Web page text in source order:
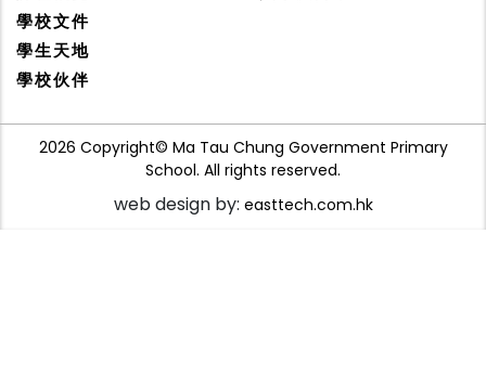
學校文件
學生天地
學校伙伴
2026 Copyright© Ma Tau Chung Government Primary
School. All rights reserved.
web design by: easttech.com.hk